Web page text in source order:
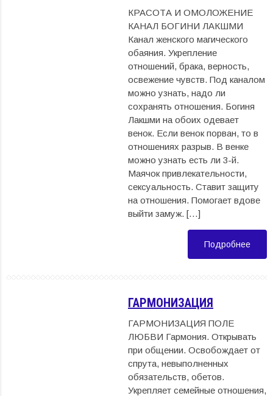
КРАСОТА И ОМОЛОЖЕНИЕ
КАНАЛ БОГИНИ ЛАКШМИ
Канал женского магического
обаяния. Укрепление
отношений, брака, верность,
освежение чувств. Под каналом
можно узнать, надо ли
сохранять отношения. Богиня
Лакшми на обоих одевает
венок. Если венок порван, то в
отношениях разрыв. В венке
можно узнать есть ли 3-й.
Маячок привлекательности,
сексуальность. Ставит защиту
на отношения. Помогает вдове
выйти замуж. […]
Подробнее
ГАРМОНИЗАЦИЯ
ГАРМОНИЗАЦИЯ ПОЛЕ
ЛЮБВИ Гармония. Открывать
при общении. Освобождает от
спрута, невыполненных
обязательств, обетов.
Укрепляет семейные отношения,